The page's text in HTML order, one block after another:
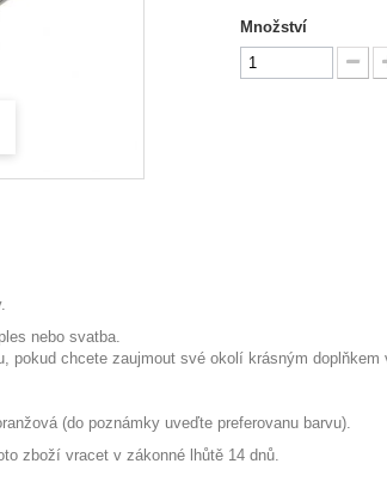
Množství
nebo svatba.
pokud chcete zaujmout své okolí krásným doplňkem
(do poznámky uveďte preferovanu barvu).
zboží vracet v zákonné lhůtě 14 dnů.